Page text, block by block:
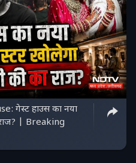
गेस्ट हाउस का नया
राज? | Breaking